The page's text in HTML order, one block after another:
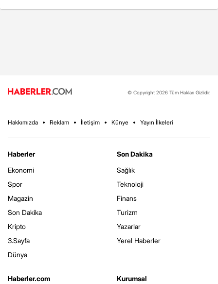
© Copyright 2026 Tüm Hakları Gizlidir.
Hakkımızda Reklam İletişim Künye Yayın İlkeleri
Haberler
Ekonomi
Spor
Magazin
Son Dakika
Kripto
3.Sayfa
Dünya
Son Dakika
Sağlık
Teknoloji
Finans
Turizm
Yazarlar
Yerel Haberler
Haberler.com
Kurumsal